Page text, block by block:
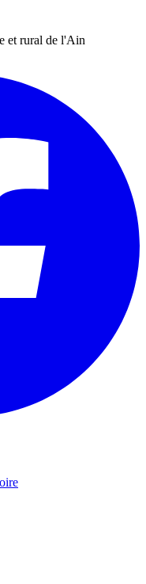
et rural de l'Ain